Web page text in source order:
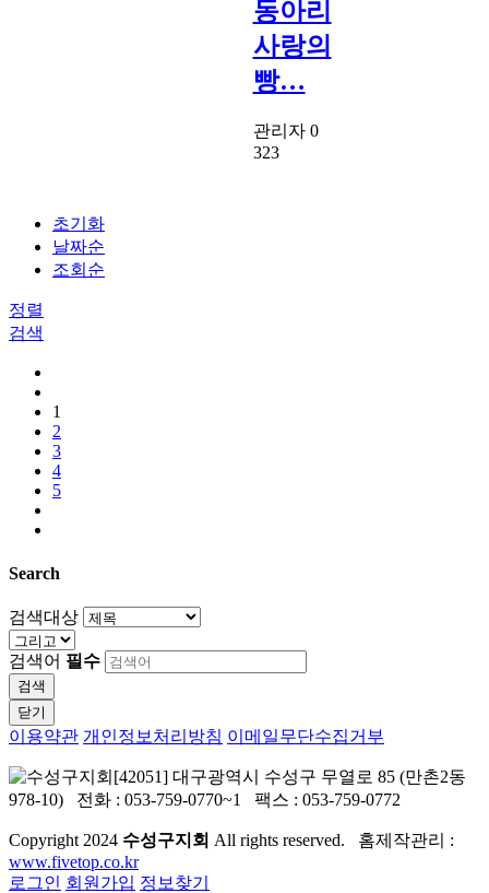
동아리
사랑의
빵…
관리자 0
323
초기화
날짜순
조회순
정렬
검색
1
2
3
4
5
Search
검색대상
검색어 필수
검색
닫기
이용약관 개인정보처리방침 이메일무단수집거부
[42051] 대구광역시 수성구 무열로 85 (만촌2동
978-10) 전화 : 053-759-0770~1 팩스 : 053-759-0772
Copyright 2024 수성구지회 All rights reserved. 홈제작관리 :
www.fivetop.co.kr
로그인 회원가입 정보찾기